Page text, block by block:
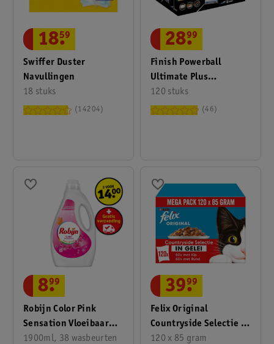
Swiffer Duster
Navullingen
18 stuks
18.
59
14204
Finish Powerball
Ultimate Plus
Vaatwascapsules
120 stuks
28.
99
46
Robijn Color Pink
Sensation Vloeibaar
Wasmiddel
1900ml, 38 wasbeurten
8.
99
Felix Original
Countryside Selectie In
Gelei Kattenvoer
120 x 85 gram
39.
99